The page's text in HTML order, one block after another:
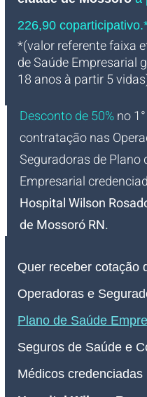
226,90
*(valor referente faixa
de Saúde Empresarial
18 anos à partir 5
Desconto de 50%no
contratação nas
Seguradoras de Plano
Empresarial
Hospital Wilson
de Mossoró RN.
Quer receber cotação
Operadoras e
Plano de Saúde
Seguros de Saúde e
Médicos credenciadas